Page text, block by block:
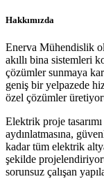
Hakkımızda
Enerva Mühendislik
akıllı bina sistemleri
çözümler sunmaya
geniş bir yelpazede
özel çözümler
Elektrik proje
aydınlatmasına,
kadar tüm elektrik
şekilde
sorunsuz çalışan